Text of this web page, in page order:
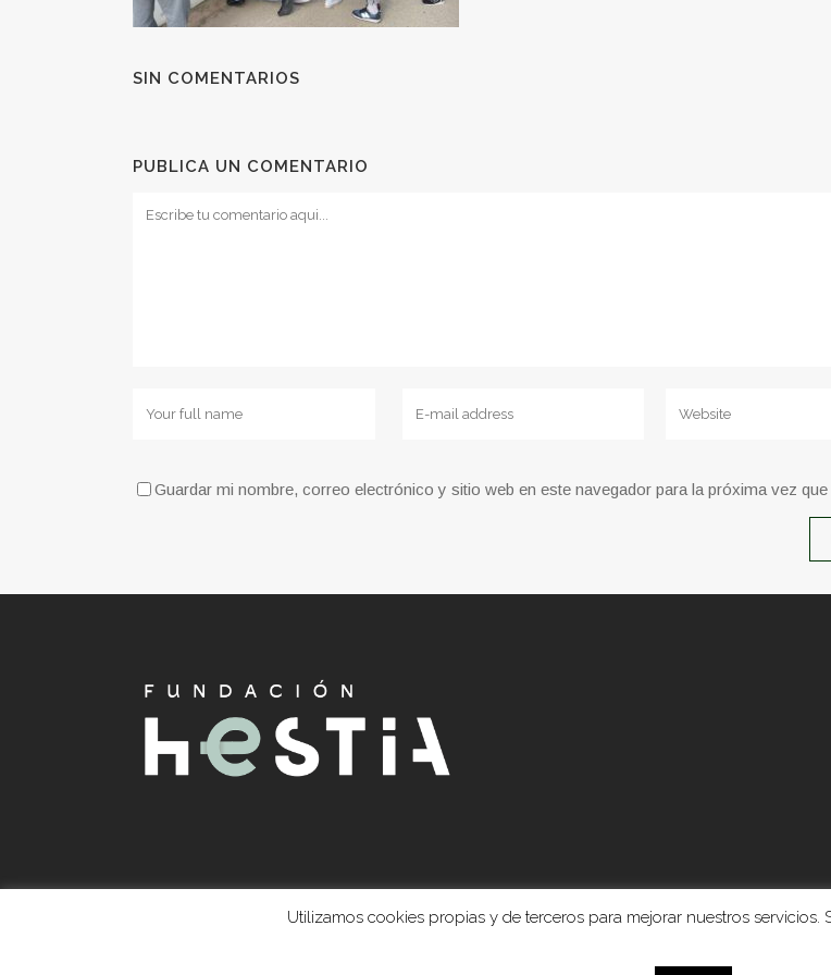
SIN COMENTARIOS
PUBLICA UN COMENTARIO
Guardar mi nombre, correo electrónico y sitio web en este navegador para la próxima vez
Utilizamos cookies propias y de terceros para mejorar nuestros servicios.